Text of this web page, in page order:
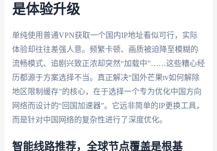
是体验升级
单纯使用普通VPN获取一个国内IP地址看似可行，实际
体验却往往差强人意。频繁卡顿、画质被迫降至模糊的
流畅模式、追剧兴致正浓却突然“加载中”……这些糟心经
历都源于方案选择不当。真正解决“国外芒果tv如何解除
地区限制缓存”的核心，在于选择一个专为优化中国方向
网络而设计的“回国加速器”。它远非简单的IP更换工具，
而是针对中国网络的复杂性进行了深度优化。
智能线路推荐，全球节点覆盖是根基